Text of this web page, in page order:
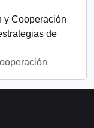
y Cooperación
de